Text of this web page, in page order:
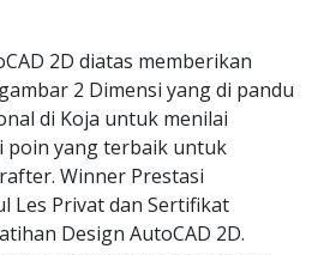
2D diatas memberikan
2 Dimensi yang di pandu
di Koja untuk menilai
poin yang terbaik untuk
Winner Prestasi
Les Privat dan Sertifikat
Design AutoCAD 2D.